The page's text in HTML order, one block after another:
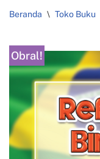
Beranda \ Toko Buku
Obral!